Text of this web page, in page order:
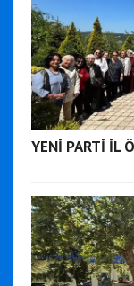
YENİ PARTİ İL